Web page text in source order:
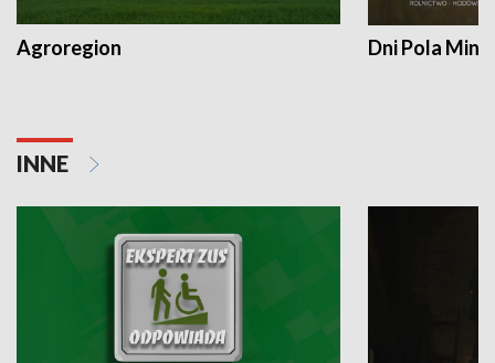
Agroregion Dni Pola
INNE